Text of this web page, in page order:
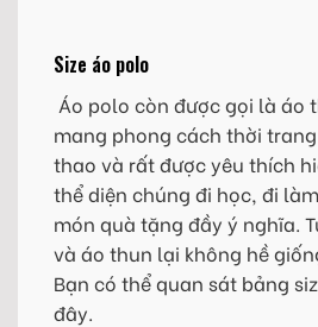
Size áo polo
Áo polo còn được gọi là áo
mang phong cách thời
thao và rất được yêu thích
thể diện chúng đi học, đi
món quà tặng đầy ý nghĩa.
và áo thun lại không hề
Bạn có thể quan sát bảng
đây.